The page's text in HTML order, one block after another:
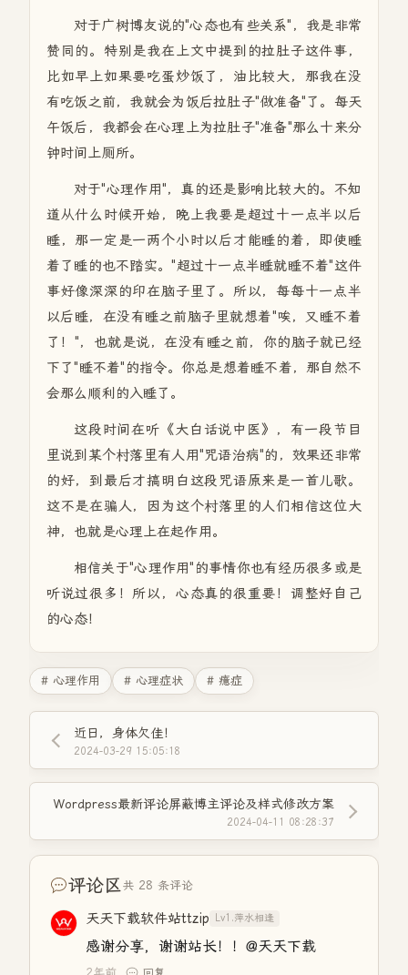
对于广树博友说的"心态也有些关系"，我是非常
赞同的。特别是我在上文中提到的拉肚子这件事，
比如早上如果要吃蛋炒饭了，油比较大，那我在没
有吃饭之前，我就会为饭后拉肚子"做准备"了。每天
午饭后，我都会在心理上为拉肚子"准备"那么十来分
钟时间上厕所。
对于"心理作用"，真的还是影响比较大的。不知
道从什么时候开始，晚上我要是超过十一点半以后
睡，那一定是一两个小时以后才能睡的着，即使睡
着了睡的也不踏实。"超过十一点半睡就睡不着"这件
事好像深深的印在脑子里了。所以，每每十一点半
以后睡，在没有睡之前脑子里就想着"唉，又睡不着
了！"，也就是说，在没有睡之前，你的脑子就已经
下了"睡不着"的指令。你总是想着睡不着，那自然不
会那么顺利的入睡了。
这段时间在听《大白话说中医》，有一段节目
里说到某个村落里有人用"咒语治病"的，效果还非常
的好，到最后才搞明白这段咒语原来是一首儿歌。
这不是在骗人，因为这个村落里的人们相信这位大
神，也就是心理上在起作用。
相信关于"心理作用"的事情你也有经历很多或是
听说过很多！所以，心态真的很重要！调整好自己
的心态！
# 心理作用 # 心理症状 # 癔症
近日，身体欠佳！
2024-03-29 15:05:18
Wordpress最新评论屏蔽博主评论及样式修改方案
2024-04-11 08:28:37
评论区共 28 条评论
天天下载软件站ttzip Lv1.萍水相逢
感谢分享，谢谢站长！！@天天下载